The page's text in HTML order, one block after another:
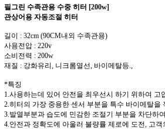
필그린 수족관용 수중 히터 [200w]
관상어용 자동조절 히터
길이 : 32cm (90CM내외 수족관용)
사용전압 : 220v
소비전력 : 200w
재질 : 강화유리, 니크롬열선, 바이메탈등.,
*특징
1.사용하는데 있어 안전을 최우선시 하기 위하여 고
2.히터의 가장 중용한 센서 부분을 특수 바이메탈을
3.발열부분과 습도에 민감한 조절기 부분을 차단하
4.안전과 정확도에 아울러 불량률 제로에 도전, 고